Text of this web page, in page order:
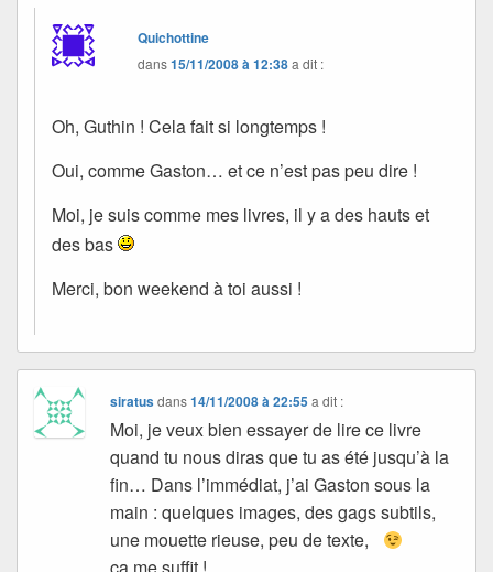
Quichottine
dans15/11/2008 à 12:38a dit :
Oh, Guthin ! Cela fait si longtemps !
Oui, comme Gaston… et ce n’est pas peu dire !
Moi, je suis comme mes livres, il y a des hauts et
des bas
Merci, bon weekend à toi aussi !
siratusdans14/11/2008 à 22:55 a dit :
Moi, je veux bien essayer de lire ce livre
quand tu nous diras que tu as été jusqu’à la
fin… Dans l’immédiat, j’ai Gaston sous la
main : quelques images, des gags subtils,
une mouette rieuse, peu de texte,